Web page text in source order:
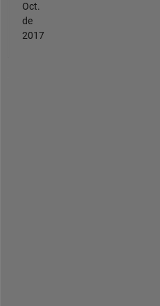
Oct.
de
2017